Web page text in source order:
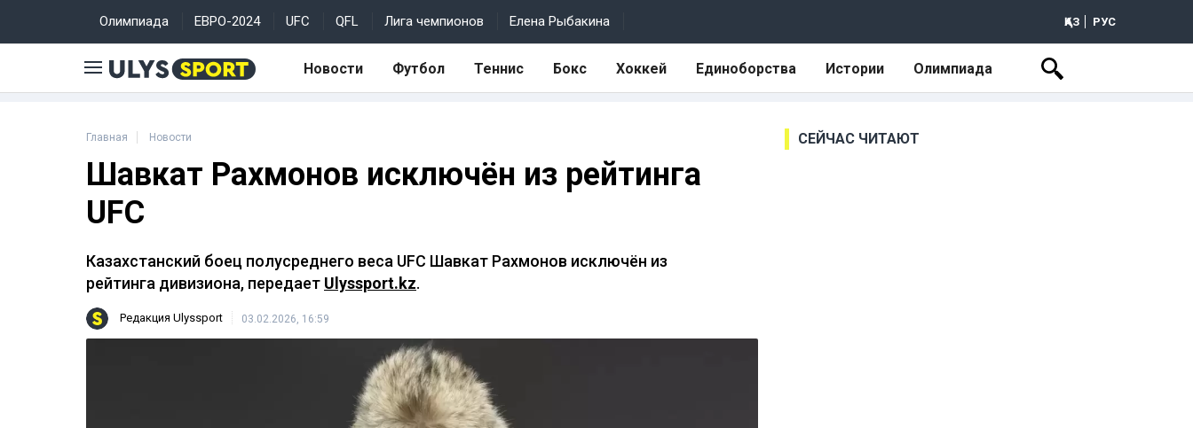
Олимпиада ЕВРО-2024 UFC QFL Лига чемпионов Елена Рыбакина ҚАЗ РУС
Новости Футбол Теннис Бокс Хоккей Единоборства Истории Олимпиада
Главная Новости
Шавкат Рахмонов исключён из рейтинга
UFC
Казахстанский боец полусреднего веса UFC Шавкат Рахмонов исключён из
рейтинга дивизиона, передает Ulyssport.kz.
Редакция Ulyssport 03.02.2026, 16:59
СЕЙЧАС ЧИТАЮТ